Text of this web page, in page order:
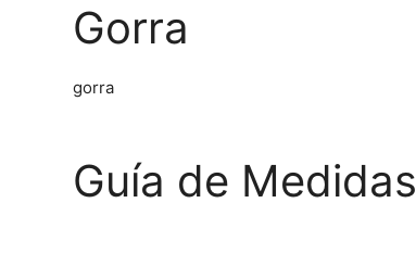
Gorra
gorra
Guía de Medidas